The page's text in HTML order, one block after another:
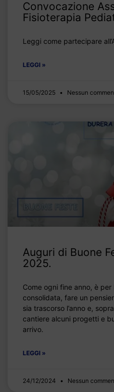
Convocazione
Fisioterapia
Leggi come partecipare
LEGGI »
15/05/2025 Nessun
Auguri di Buone
2025.
Come ogni fine anno, è
consolidata, fare un
sia trascorso l’anno e,
cantiere alcuni progetti e
arrivo.
LEGGI »
24/12/2024 Nessun